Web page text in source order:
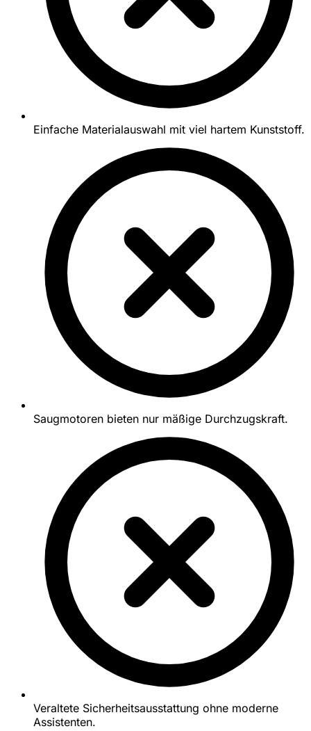
Einfache Materialauswahl mit viel hartem Kunststoff.
Saugmotoren bieten nur mäßige Durchzugskraft.
Veraltete Sicherheitsausstattung ohne moderne
Assistenten.